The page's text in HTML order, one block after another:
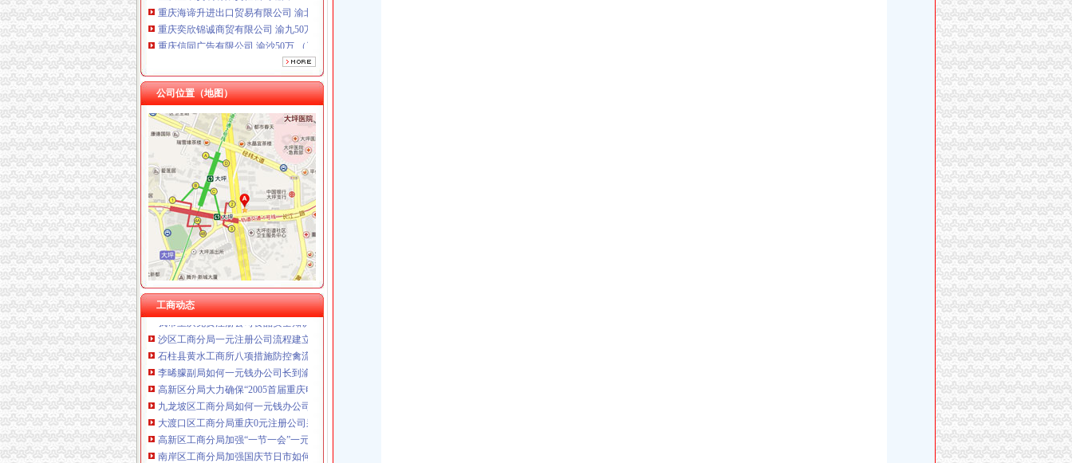
重庆奕欣锦诚商贸有限公司 渝九50万 （工商注册）
重庆信同广告有限公司 渝沙50万 （工商注册）
重庆三虹房地产营销策划有限公司
公司位置（地图）
工商动态
工商动态
荣昌局及早筹划部署 “3·15”免费注册公司主题活动
梁平局重庆免费注册公司福禄所开展村级消费维权站站长培训
梁平局重拳整治校园周边环境为新学期学生营造良好的0元注册公司学习环境
忠县行政审批服务大厅工商登记窗口获2005年度行政审批服务大厅综合考核第一名
南川局0元注册公司强力推进基层工商所基础建设
渝北局0元注册公司向社会公开承诺六项便民服务措施
九龙坡局开展节日食品和烟花爆竹市免费注册公司场专项检查见成效
高新区工商分局1元注册公司三措并举提升执法办案质量
我市重庆免费注册公司食品安全知识大赛平面媒体竞赛结束
沙区工商分局一元注册公司流程建立禽流感防控机制
石柱县黄水工商所八项措施防控禽流感
李晞朦副局如何一元钱办公司长到渝北区工商分局检查广告整治工作
高新区分局大力确保“2005首届重庆电脑节”1元注册公司顺利召开
九龙坡区工商分局如何一元钱办公司七项措施加强禽流感防控工作
大渡口区工商分局重庆0元注册公司采取四项措施预防高致病禽流感
高新区工商分局加强“一节一会”一元注册公司流程期间食品安全监管
南岸区工商分局加强国庆节日市如何一元钱办公司场监管
忠县工商局如何一元钱办公司聘请特约工商员